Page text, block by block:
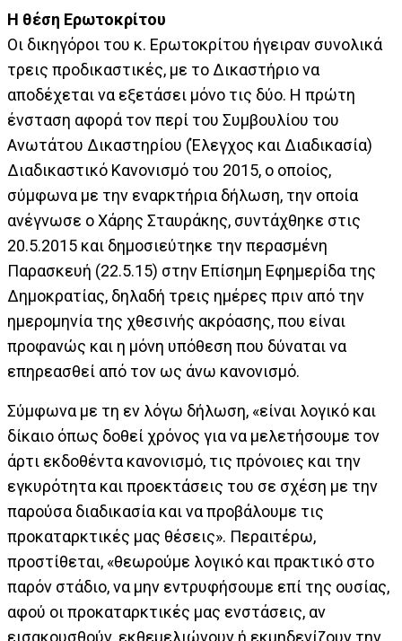
Η θέση Ερωτοκρίτου
Οι δικηγόροι του κ. Ερωτοκρίτου ήγειραν συνολικά
τρεις προδικαστικές, με το Δικαστήριο να
αποδέχεται να εξετάσει μόνο τις δύο. Η πρώτη
ένσταση αφορά τον περί του Συμβουλίου του
Ανωτάτου Δικαστηρίου (Έλεγχος και Διαδικασία)
Διαδικαστικό Κανονισμό του 2015, ο οποίος,
σύμφωνα με την εναρκτήρια δήλωση, την οποία
ανέγνωσε ο Χάρης Σταυράκης, συντάχθηκε στις
20.5.2015 και δημοσιεύτηκε την περασμένη
Παρασκευή (22.5.15) στην Επίσημη Εφημερίδα της
Δημοκρατίας, δηλαδή τρεις ημέρες πριν από την
ημερομηνία της χθεσινής ακρόασης, που είναι
προφανώς και η μόνη υπόθεση που δύναται να
επηρεασθεί από τον ως άνω κανονισμό.
Σύμφωνα με τη εν λόγω δήλωση, «είναι λογικό και
δίκαιο όπως δοθεί χρόνος για να μελετήσουμε τον
άρτι εκδοθέντα κανονισμό, τις πρόνοιες και την
εγκυρότητα και προεκτάσεις του σε σχέση με την
παρούσα διαδικασία και να προβάλουμε τις
προκαταρκτικές μας θέσεις». Περαιτέρω,
προστίθεται, «θεωρούμε λογικό και πρακτικό στο
παρόν στάδιο, να μην εντρυφήσουμε επί της ουσίας,
αφού οι προκαταρκτικές μας ενστάσεις, αν